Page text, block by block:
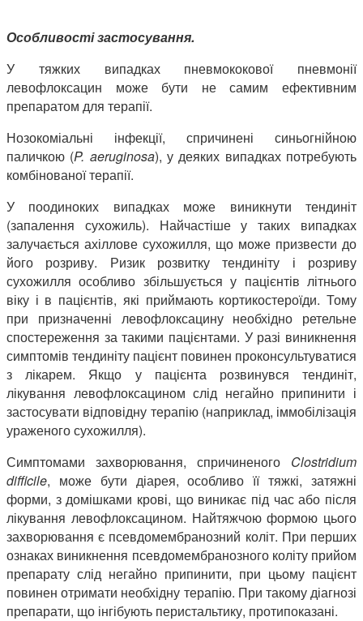
Особливості застосування.
У тяжких випадках пневмококової пневмонії
левофлоксацин може бути не самим ефективним
препаратом для терапії.
Нозокоміальні інфекції, спричинені синьогнійною
паличкою (P. aeruginosa), у деяких випадках потребують
комбінованої терапії.
У поодиноких випадках може виникнути тендиніт
(запалення сухожиль). Найчастіше у таких випадках
залучається ахіллове сухожилля, що може призвести до
його розриву. Ризик розвитку тендиніту і розриву
сухожилля особливо збільшується у пацієнтів літнього
віку і в пацієнтів, які приймають кортикостероїди. Тому
при призначенні левофлоксацину необхідно ретельне
спостереження за такими пацієнтами. У разі виникнення
симптомів тендиніту пацієнт повинен проконсультуватися
з лікарем. Якщо у пацієнта розвинувся тендиніт,
лікування левофлоксацином слід негайно припинити і
застосувати відповідну терапію (наприклад, іммобілізація
ураженого сухожилля).
Симптомами захворювання, спричиненого Clostridium
difficile, може бути діарея, особливо її тяжкі, затяжні
форми, з домішками крові, що виникає під час або після
лікування левофлоксацином. Найтяжчою формою цього
захворювання є псевдомембранозний коліт. При перших
ознаках виникнення псевдомембранозного коліту прийом
препарату слід негайно припинити, при цьому пацієнт
повинен отримати необхідну терапію. При такому діагнозі
препарати, що інгібують перистальтику, протипоказані.